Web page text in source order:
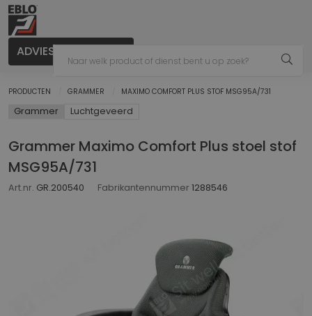
ADVIES AANVRAGEN
PRODUCTEN GRAMMER MAXIMO COMFORT PLUS STOF MSG95A/731
Grammer Luchtgeveerd
Grammer Maximo Comfort Plus stoel stof
MSG95A/731
Art.nr. GR.200540 Fabrikantennummer 1288546